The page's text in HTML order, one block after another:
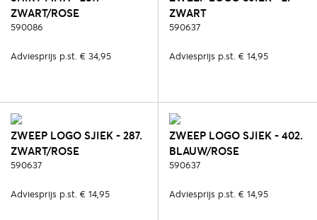
ZWART/ROSE
590086
Adviesprijs p.st. € 34,95
ZWART
590637
Adviesprijs p.st. € 14,95
ZWEEP LOGO SJIEK - 287.
ZWART/ROSE
590637
Adviesprijs p.st. € 14,95
ZWEEP LOGO SJIEK - 402.
BLAUW/ROSE
590637
Adviesprijs p.st. € 14,95